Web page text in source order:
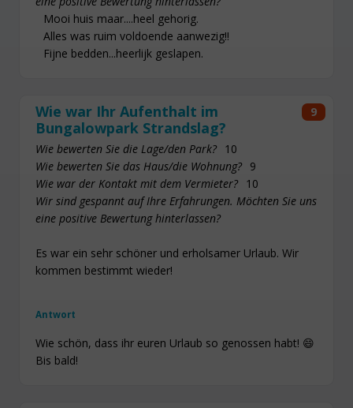
Mooi huis maar....heel gehorig.
Alles was ruim voldoende aanwezig!!
Fijne bedden...heerlijk geslapen.
Wie war Ihr Aufenthalt im
Bungalowpark Strandslag?
9
Wie bewerten Sie die Lage/den Park? 10
Wie bewerten Sie das Haus/die Wohnung? 9
Wie war der Kontakt mit dem Vermieter? 10
Wir sind gespannt auf Ihre Erfahrungen. Möchten Sie uns
eine positive Bewertung hinterlassen?
Es war ein sehr schöner und erholsamer Urlaub. Wir
kommen bestimmt wieder!
Antwort
Wie schön, dass ihr euren Urlaub so genossen habt! 😄
Bis bald!